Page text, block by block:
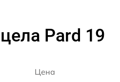
Pard 19
Цена